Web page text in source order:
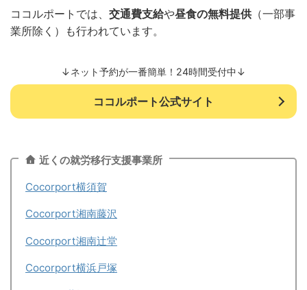
ココルポートでは、 交通費支給や昼食の無料提供 （一部事
業所除く）も行われています。
↓ネット予約が一番簡単！24時間受付中↓
ココルポート公式サイト
近くの就労移行支援事業所
Cocorport横須賀
Cocorport湘南藤沢
Cocorport湘南辻堂
Cocorport横浜戸塚